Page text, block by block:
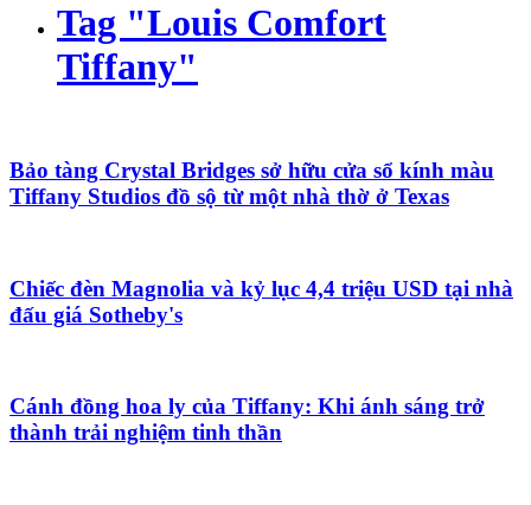
Tag "Louis Comfort
Tiffany"
Bảo tàng Crystal Bridges sở hữu cửa sổ kính màu
Tiffany Studios đồ sộ từ một nhà thờ ở Texas
Chiếc đèn Magnolia và kỷ lục 4,4 triệu USD tại nhà
đấu giá Sotheby's
Cánh đồng hoa ly của Tiffany: Khi ánh sáng trở
thành trải nghiệm tinh thần